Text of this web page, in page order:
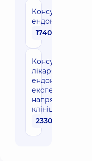
Консультація
ендокринолога
1740 грн
Консультація
лікаря-
ендокринолога
експерта
напрямку в
клініці
2330 грн